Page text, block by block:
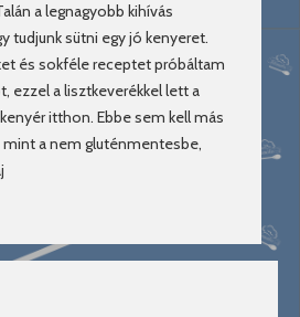
a legnagyobb kihívás
tudjunk sütni egy jó kenyeret.
és sokféle receptet próbáltam
ezzel a lisztkeverékkel lett a
itthon. Ebbe sem kell más
a nem gluténmentesbe,